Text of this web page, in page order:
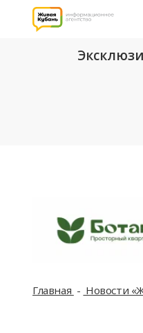
Главная Новости